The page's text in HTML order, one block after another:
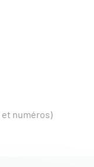
numéros)